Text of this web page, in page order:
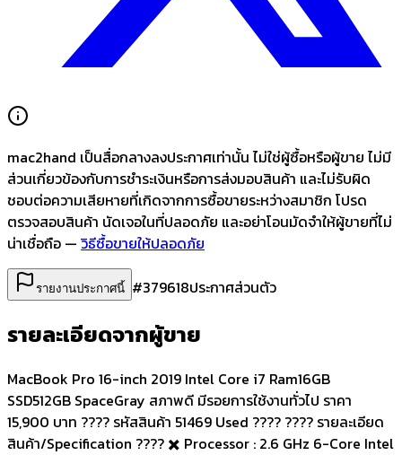
mac2hand เป็นสื่อกลางลงประกาศเท่านั้น ไม่ใช่ผู้ซื้อหรือผู้ขาย ไม่มี
ส่วนเกี่ยวข้องกับการชำระเงินหรือการส่งมอบสินค้า และไม่รับผิด
ชอบต่อความเสียหายที่เกิดจากการซื้อขายระหว่างสมาชิก โปรด
ตรวจสอบสินค้า นัดเจอในที่ปลอดภัย และอย่าโอนมัดจำให้ผู้ขายที่ไม่
น่าเชื่อถือ — วิธีซื้อขายให้ปลอดภัย
รายงานประกาศนี้ #379618ประกาศส่วนตัว
รายละเอียดจากผู้ขาย
MacBook Pro 16-inch 2019 Intel Core i7 Ram16GB
SSD512GB SpaceGray สภาพดี มีรอยการใช้งานทั่วไป ราคา
15,900 บาท ???? รหัสสินค้า 51469 Used ???? ???? รายละเอียด
สินค้า/Specification ???? ✖️ Processor : 2.6 GHz 6-Core Intel